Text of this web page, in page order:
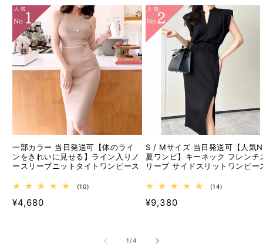
一部カラー 当日発送可【体のライ
ンをきれいに見せる】ライン入りノ
ースリーブニットタイトワンピース
(10)
通
¥4,680
S / Mサイズ 当日発送可【人気
夏ワンピ】キーネック フレンチ
リーブ サイドスリットワンピー
(14)
通
¥9,380
1 /の
4